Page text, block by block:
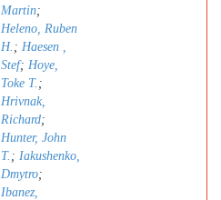
Martin;
Heleno, Ruben
H. ; Haesen ,
Stef; Hoye,
Toke T. ;
Hrivnak,
Richard;
Hunter, John
T. ; Iakushenko,
Dmytro;
Ibanez,